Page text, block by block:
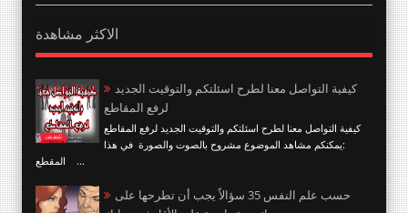
الاكثر مشاهدة
كيفية التواصل معنا لطرح اسئلتكم والتوقيت الجديد
لرفع المقاطع
كيفية التواصل معنا لطرح اسئلتكم والتوقيت الجديد لرفع المقاطع
:يمكنكم مشاهد الموضوع مشروح بالصوت والصورة في هذا
المقطع ...
حسب علم النفس 35 سؤالاً يجب أن تطرحها على